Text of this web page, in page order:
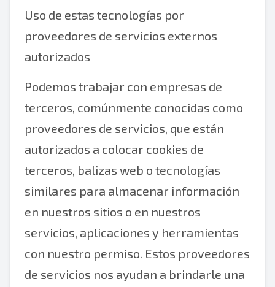
Uso de estas tecnologías por
proveedores de servicios externos
autorizados
Podemos trabajar con empresas de
terceros, comúnmente conocidas como
proveedores de servicios, que están
autorizados a colocar cookies de
terceros, balizas web o tecnologías
similares para almacenar información
en nuestros sitios o en nuestros
servicios, aplicaciones y herramientas
con nuestro permiso. Estos proveedores
de servicios nos ayudan a brindarle una